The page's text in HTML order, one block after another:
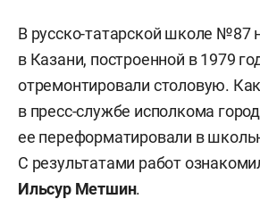
В русско-татарской школе №87
в Казани, построенной в 1979
отремонтировали столовую.
в пресс-службе исполкома
ее переформатировали в
С результатами работ
Ильсур Метшин.